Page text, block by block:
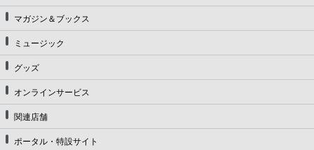
マガジン＆ブックス
ミュージック
グッズ
オンラインサービス
関連店舗
ポータル・特設サイト